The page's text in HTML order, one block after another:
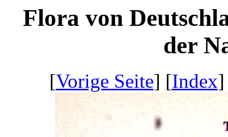
Flora von
der
[Vorige Seite] [Index